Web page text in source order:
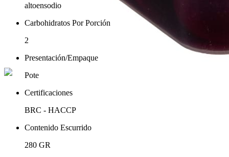
altoensodio
Carbohidratos Por Porción
2
Presentación/Empaque
Pote
Certificaciones
BRC - HACCP
Contenido Escurrido
280 GR